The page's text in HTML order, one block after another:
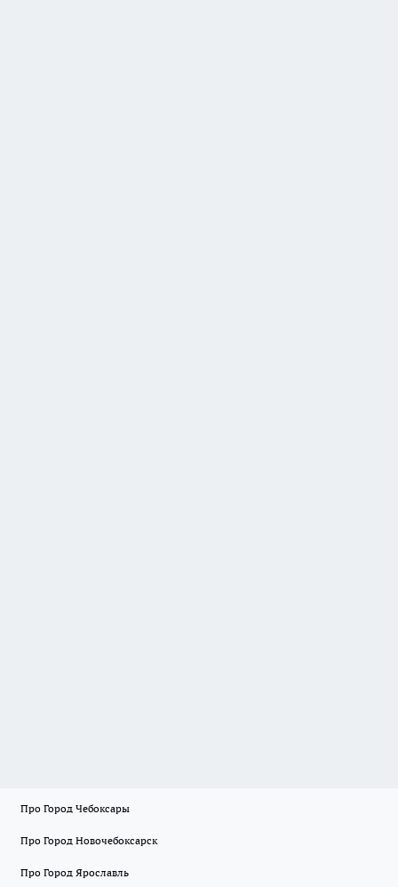
Про Город Чебоксары
Про Город Новочебоксарск
Про Город Ярославль